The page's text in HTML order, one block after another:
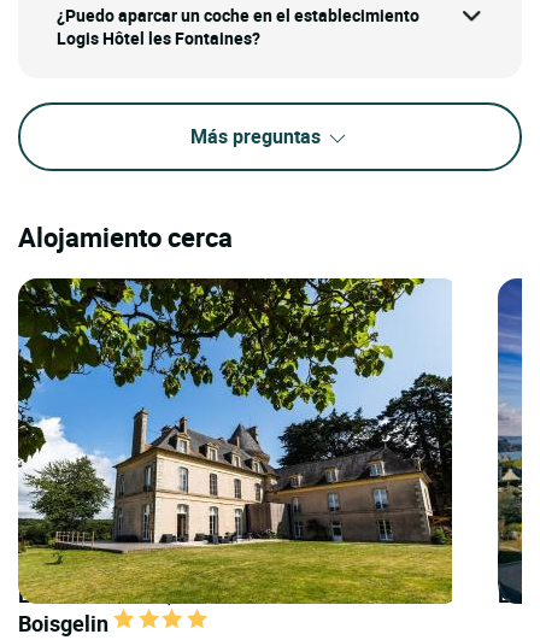
¿Puedo aparcar un coche en el establecimiento
Logis Hôtel les Fontaines?
Más preguntas
Alojamiento cerca
LOGIS HOTELS | Teritoria Château de
Boisgelin